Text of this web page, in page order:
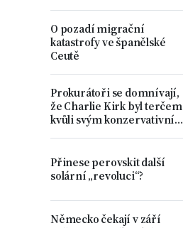
O pozadí migrační
katastrofy ve španělské
Ceutě
Prokurátoři se domnívají,
že Charlie Kirk byl terčem
kvůli svým konzervativním
Přinese perovskit další
solární „revoluci“?
Německo čekají v září